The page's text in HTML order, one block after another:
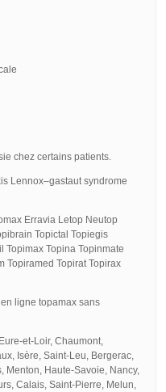
chez certains patients.
Lennox–gastaut syndrome
Erravia Letop Neutop
Topictal Topiegis
Topimax Topina Topinmate
Topiramed Topirat Topirax
ligne topamax sans
et-Loir, Chaumont,
Isère, Saint-Leu, Bergerac,
Menton, Haute-Savoie, Nancy,
Calais, Saint-Pierre, Melun,